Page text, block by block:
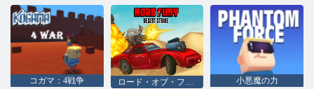
コガマ：4戦争 小悪魔の力